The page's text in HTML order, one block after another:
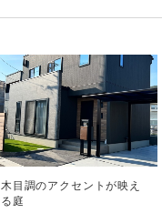
木目調のアクセントが映え
る庭